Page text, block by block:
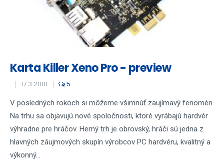
Karta Killer Xeno Pro - preview
17.3.2010 5
V posledných rokoch si môžeme všimnúť zaujímavý fenomén.
Na trhu sa objavujú nové spoločnosti, ktoré vyrábajú hardvér
výhradne pre hráčov. Herný trh je obrovský, hráči sú jedna z
hlavných záujmových skupín výrobcov PC hardvéru, kvalitný a
výkonný...